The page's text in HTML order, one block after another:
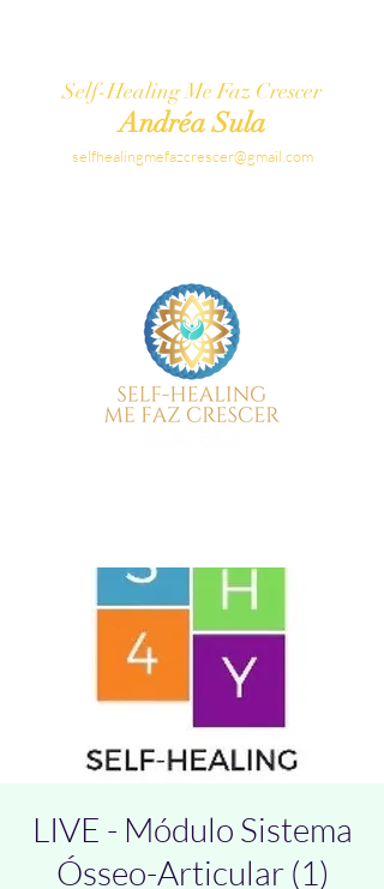
Self-Healing Me Faz Crescer
Andréa Sula
selfhealingmefazcrescer@gmail.com
LIVE - Módulo Sistema
Ósseo-Articular (1)